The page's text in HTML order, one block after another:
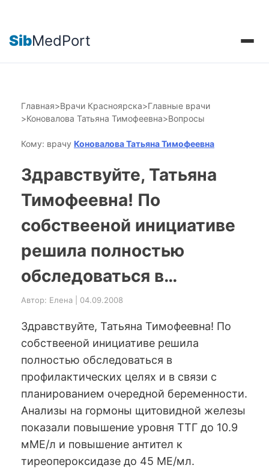
SibMedPort
Главная>Врачи Красноярска>Главные врачи
>Коновалова Татьяна Тимофеевна>Вопросы
Кому: врачу Коновалова Татьяна Тимофеевна
Здравствуйте, Татьяна
Тимофеевна! По
собствееной инициативе
решила полностью
обследоваться в…
Автор: Елена | 04.09.2008
Здравствуйте, Татьяна Тимофеевна! По
собствееной инициативе решила
полностью обследоваться в
профилактических целях и в связи с
планированием очередной беременности.
Анализы на гормоны щитовидной железы
показали повышение уровня ТТГ до 10.9
мМЕ/л и повышение антител к
тиреопероксидазе до 45 МЕ/мл.